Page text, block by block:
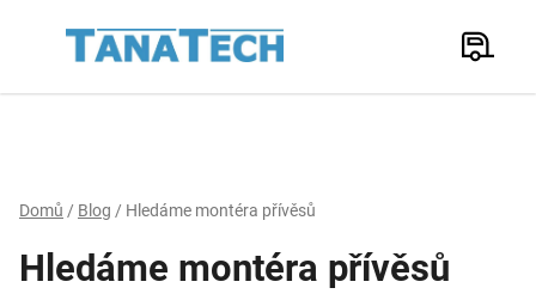
Hledat
Domů / Blog / Hledáme montéra přívěsů
Hledáme montéra přívěsů